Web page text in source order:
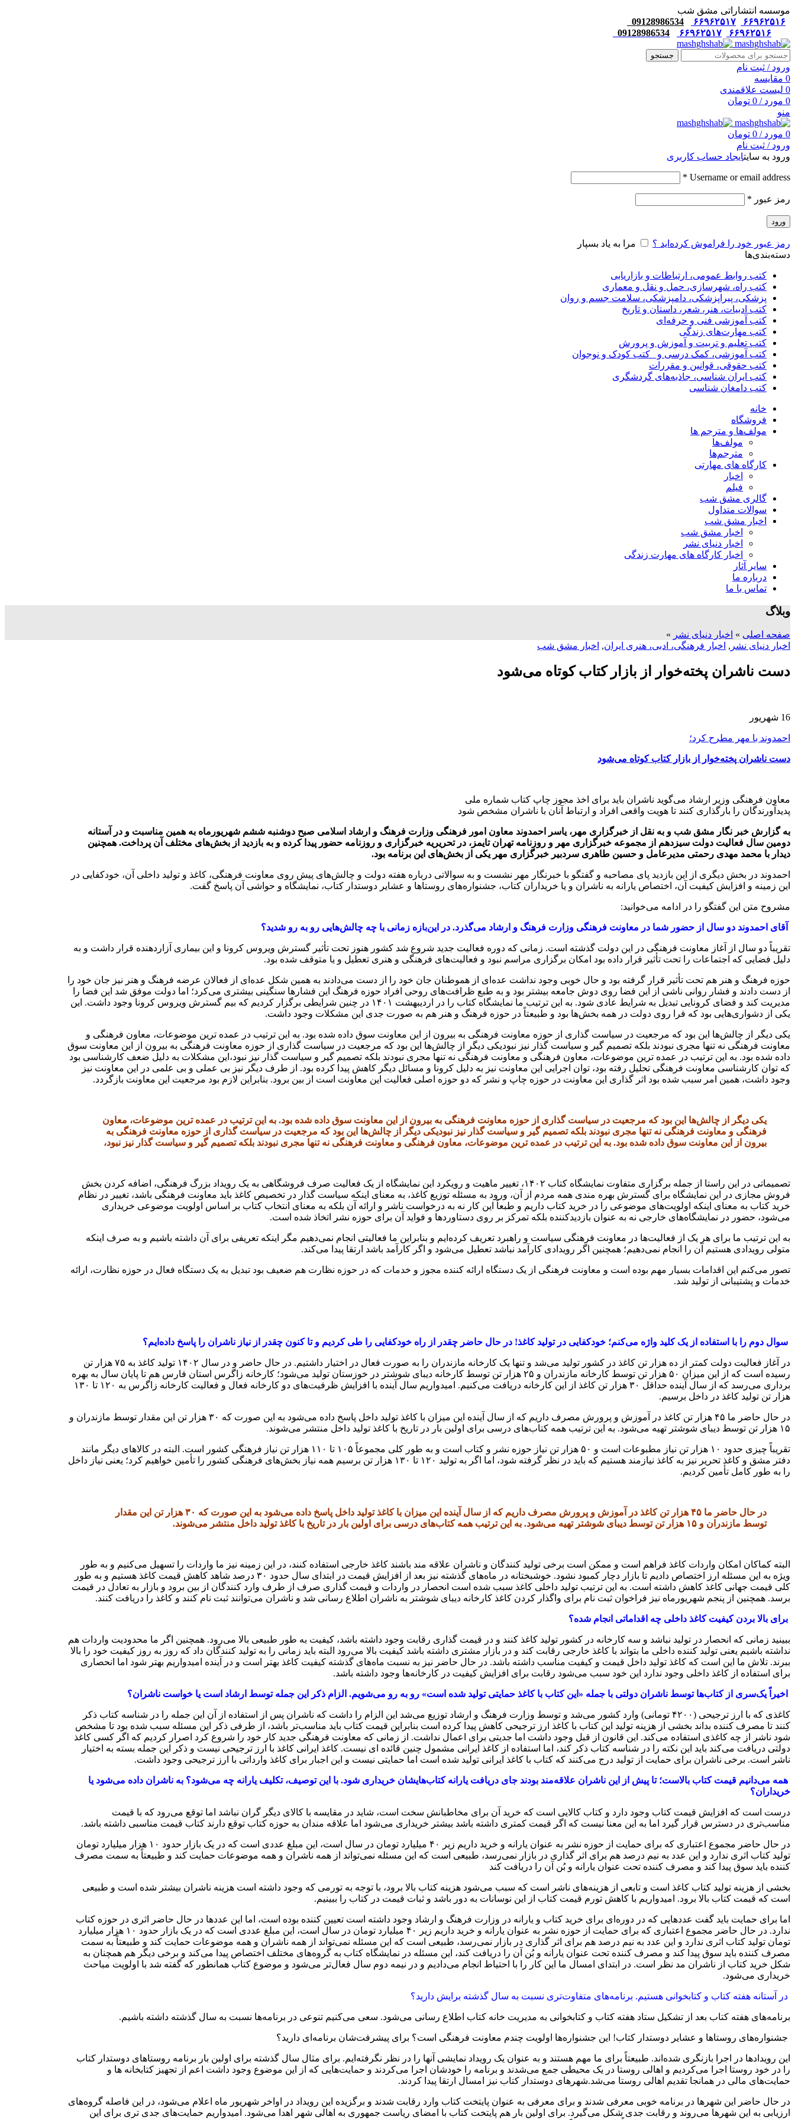
موسسه انتشاراتی مشق شب
۶۶۹۶۲۵۱۶
۶۶۹۶۲۵۱۷
09128986534
۶۶۹۶۲۵۱۶
۶۶۹۶۲۵۱۷ 09128986534
جستجو
ورود / ثبت نام
0 مقایسه
0 لیست علاقمندی
0 مورد /
0 تومان
منو
0 مورد /
0 تومان
ورود / ثبت نام
ورود به سایتایجاد حساب کاربری
Username or email address
*
رمز عبور *
ورود
رمز عبور خود را فراموش کرده‌اید ؟
مرا به یاد بسپار
دسته‌بندی‌ها
کتب روابط عمومی، ارتباطات و بازاریابی
کتب راه، شهرسازی، حمل و نقل و معماری
پزشکی، پیراپزشکی، دامپزشکی، سلامت جسم و روان
کتب ادبیات، هنر، شعر، داستان و تاریخ
کتب آموزشی فنی و حرفه‌ای
کتب مهارت‌های زندگی
کتب تعلیم و تربیت و آموزش و پرورش
کتب آموزشی، کمک درسی و _کتب کودک و نوجوان
کتب حقوقی، قوانین و مقررات
کتب ایران شناسی، جاذبه‌های گردشگری
کتب دامغان شناسی
خانه
فروشگاه
مولف‌ها و مترجم ها
مولف‌ها
مترجم‌ها
کارگاه های مهارتی
اخبار
فیلم
گالری مشق شب
سوالات متداول
اخبار مشق شب
اخبار مشق شب
اخبار دنیای نشر
اخبار کارگاه های مهارت زندگی
سایر آثار
درباره ما
تماس با ما
وبلاگ
صفحه اصلی » اخبار دنیای نشر »
اخبار دنیای نشر , اخبار فرهنگی، ادبی، هنری ایران, اخبار مشق شب
دست ناشران پخته‌خوار از بازار کتاب کوتاه می‌شود
16 شهریور
احمدوند با مهر مطرح کرد؛
دست ناشران پخته‌خوار از بازار کتاب کوتاه می‌شود
معاون فرهنگی وزیر ارشاد می‌گوید ناشران باید برای اخذ مجوز چاپ کتاب شماره ملی
پدیدآورندگان را بارگذاری کنند تا هویت واقعی افراد و ارتباط آنان با ناشران مشخص شود
به گزارش خبر نگار مشق شب و به نقل از خبرگزاری مهر ، یاسر احمدوند معاون امور فرهنگی وزارت فرهنگ و ارشاد اسلامی صبح دوشنبه ششم شهریورماه به همین مناسبت و در آستانه
دومین سال فعالیت دولت سیزدهم از مجموعه خبرگزاری مهر و روزنامه تهران تایمز ، در تحریریه خبرگزاری و روزنامه حضور پیدا کرده و به بازدید از بخش‌های مختلف آن پرداخت. همچنین
دیدار با محمد مهدی رحمتی مدیرعامل و حسین طاهری سردبیر خبرگزاری مهر یکی از بخش‌های این برنامه بود.
احمدوند در بخش دیگری از این بازدید پای مصاحبه و گفتگو با خبرنگار مهر نشست و به سوالاتی درباره هفته دولت و چالش‌های پیش روی معاونت فرهنگی، کاغذ و تولید داخلی آن، خودکفایی در
این زمینه و افزایش کیفیت آن، اختصاص یارانه به ناشران و یا خریداران کتاب، جشنواره‌های روستاها و عشایر دوستدار کتاب، نمایشگاه و حواشی آن پاسخ گفت.
مشروح متن این گفتگو را در ادامه می‌خوانید:
آقای احمدوند دو سال از حضور شما در معاونت فرهنگی وزارت فرهنگ و ارشاد می‌گذرد. در این‌بازه زمانی با چه چالش‌هایی رو به رو شدید؟
تقریباً دو سال از آغاز معاونت فرهنگی در این دولت گذشته است. زمانی که دوره فعالیت جدید شروع شد کشور هنوز تحت تأثیر گسترش ویروس کرونا و این بیماری آزاردهنده قرار داشت و به
دلیل فضایی که اجتماعات را تحت تأثیر قرار داده بود امکان برگزاری مراسم نبود و فعالیت‌های فرهنگی و هنری تعطیل و یا متوقف شده بود.
حوزه فرهنگ و هنر هم تحت تأثیر قرار گرفته بود و حال خوبی وجود نداشت عده‌ای از هموطنان جان خود را از دست می‌دادند به همین شکل عده‌ای از فعالان عرضه فرهنگ و هنر نیز جان خود را
از دست دادند و فشار روانی ناشی از این فضا روی دوش جامعه بیشتر بود و به طبع ظرافت‌های روحی افراد حوزه فرهنگ این فشارها سنگینی بیشتری می‌کرد؛ اما دولت موفق شد این فضا را
مدیریت کند و فضای کرونایی تبدیل به شرایط عادی شود. به این ترتیب ما نمایشگاه کتاب را در اردیبهشت ۱۴۰۱ در چنین شرایطی برگزار کردیم که بیم گسترش ویروس کرونا وجود داشت. این
یکی از دشواری‌هایی بود که فرا روی دولت در همه بخش‌ها بود و طبیعتاً در حوزه فرهنگ و هنر هم به صورت جدی این مشکلات وجود داشت.
یکی دیگر از چالش‌ها این بود که مرجعیت در سیاست گذاری از حوزه معاونت فرهنگی به بیرون از این معاونت سوق داده شده بود. به این ترتیب در عمده ترین موضوعات، معاون فرهنگی و
معاونت فرهنگی نه تنها مجری نبودند بلکه تصمیم گیر و سیاست گذار نیز نبودیکی دیگر از چالش‌ها این بود که مرجعیت در سیاست گذاری از حوزه معاونت فرهنگی به بیرون از این معاونت سوق
داده شده بود. به این ترتیب در عمده ترین موضوعات، معاون فرهنگی و معاونت فرهنگی نه تنها مجری نبودند بلکه تصمیم گیر و سیاست گذار نیز نبود،این مشکلات به دلیل ضعف کارشناسی بود
که توان کارشناسی معاونت فرهنگی تحلیل رفته بود، توان اجرایی این معاونت نیز به دلیل کرونا و مسائل دیگر کاهش پیدا کرده بود. از طرف دیگر نیز بی عملی و بی علمی در این معاونت نیز
وجود داشت، همین امر سبب شده بود اثر گذاری این معاونت در حوزه چاپ و نشر که دو حوزه اصلی فعالیت این معاونت است از بین برود. بنابراین لازم بود مرجعیت این معاونت بازگردد.
یکی دیگر از چالش‌ها این بود که مرجعیت در سیاست گذاری از حوزه معاونت فرهنگی به بیرون از این معاونت سوق داده شده بود. به این ترتیب در عمده ترین موضوعات، معاون
فرهنگی و معاونت فرهنگی نه تنها مجری نبودند بلکه تصمیم گیر و سیاست گذار نیز نبودیکی دیگر از چالش‌ها این بود که مرجعیت در سیاست گذاری از حوزه معاونت فرهنگی به
بیرون از این معاونت سوق داده شده بود. به این ترتیب در عمده ترین موضوعات، معاون فرهنگی و معاونت فرهنگی نه تنها مجری نبودند بلکه تصمیم گیر و سیاست گذار نیز نبود،
تصمیماتی در این راستا از جمله برگزاری متفاوت نمایشگاه کتاب ۱۴۰۲، تغییر ماهیت و رویکرد این نمایشگاه از یک فعالیت صرف فروشگاهی به یک رویداد بزرگ فرهنگی، اضافه کردن بخش
فروش مجازی در این نمایشگاه برای گسترش بهره مندی همه مردم از آن، ورود به مسئله توزیع کاغذ، به معنای اینکه سیاست گذار در تخصیص کاغذ باید معاونت فرهنگی باشد، تغییر در نظام
خرید کتاب به معنای اینکه اولویت‌های موضوعی را در خرید کتاب داریم و طبعاً این کار نه به درخواست ناشر و ارائه آن بلکه به معنای انتخاب کتاب بر اساس اولویت موضوعی خریداری
می‌شود، حضور در نمایشگاه‌های خارجی نه به عنوان بازدیدکننده بلکه تمرکز بر روی دستاوردها و فواید آن برای حوزه نشر اتخاذ شده است.
به این ترتیب ما برای هر یک از فعالیت‌ها در معاونت فرهنگی سیاست و راهبرد تعریف کرده‌ایم و بنابراین ما فعالیتی انجام نمی‌دهیم مگر اینکه تعریفی برای آن داشته باشیم و به صرف اینکه
متولی رویدادی هستیم آن را انجام نمی‌دهیم؛ همچنین اگر رویدادی کارآمد نباشد تعطیل می‌شود و اگر کارآمد باشد ارتقا پیدا می‌کند.
تصور می‌کنم این اقدامات بسیار مهم بوده است و معاونت فرهنگی از یک دستگاه ارائه کننده مجوز و خدمات که در حوزه نظارت هم ضعیف بود تبدیل به یک دستگاه فعال در حوزه نظارت، ارائه
خدمات و پشتیبانی از تولید شد.
سوال دوم را با استفاده از یک کلید واژه می‌کنم؛ خودکفایی در تولید کاغذ! در حال حاضر چقدر از راه خودکفایی را طی کردیم و تا کنون چقدر از نیاز ناشران را پاسخ داده‌ایم؟
در آغاز فعالیت دولت کمتر از ده هزار تن کاغذ در کشور تولید می‌شد و تنها یک کارخانه مازندران را به صورت فعال در اختیار داشتیم. در حال حاضر و در سال ۱۴۰۲ تولید کاغذ به ۷۵ هزار تن
رسیده است که از این میزان ۵۰ هزار تن توسط کارخانه مازندران و ۲۵ هزار تن توسط کارخانه دیبای شوشتر در خوزستان تولید می‌شود؛ کارخانه زاگرس استان فارس هم تا پایان سال به بهره
برداری می‌رسد که از سال آینده حداقل ۳۰ هزار تن کاغذ از این کارخانه دریافت می‌کنیم. امیدواریم سال آینده با افزایش ظرفیت‌های دو کارخانه فعال و فعالیت کارخانه زاگرس به ۱۲۰ تا ۱۳۰
هزار تن تولید کاغذ در داخل برسیم.
در حال حاضر ما ۴۵ هزار تن کاغذ در آموزش و پرورش مصرف داریم که از سال آینده این میزان با کاغذ تولید داخل پاسخ داده می‌شود به این صورت که ۳۰ هزار تن این مقدار توسط مازندران و
۱۵ هزار تن توسط دیبای شوشتر تهیه می‌شود. به این ترتیب همه کتاب‌های درسی برای اولین بار در تاریخ با کاغذ تولید داخل منتشر می‌شوند.
تقریباً چیزی حدود ۱۰ هزار تن نیاز مطبوعات است و ۵۰ هزار تن نیاز حوزه نشر و کتاب است و به طور کلی مجموعاً ۱۰۵ تا ۱۱۰ هزار تن نیاز فرهنگی کشور است. البته در کالاهای دیگر مانند
دفتر مشق و کاغذ تحریر نیز به کاغذ نیازمند هستیم که باید در نظر گرفته شود، اما اگر به تولید ۱۲۰ تا ۱۳۰ هزار تن برسیم همه نیاز بخش‌های فرهنگی کشور را تأمین خواهیم کرد؛ یعنی نیاز داخل
را به طور کامل تأمین کردیم.
در حال حاضر ما ۴۵ هزار تن کاغذ در آموزش و پرورش مصرف داریم که از سال آینده این میزان با کاغذ تولید داخل پاسخ داده می‌شود به این صورت که ۳۰ هزار تن این مقدار
توسط مازندران و ۱۵ هزار تن توسط دیبای شوشتر تهیه می‌شود. به این ترتیب همه کتاب‌های درسی برای اولین بار در تاریخ با کاغذ تولید داخل منتشر می‌شوند.
البته کماکان امکان واردات کاغذ فراهم است و ممکن است برخی تولید کنندگان و ناشران علاقه مند باشند کاغذ خارجی استفاده کنند، در این زمینه نیز ما واردات را تسهیل می‌کنیم و به طور
ویژه به این مسئله ارز اختصاص دادیم تا بازار دچار کمبود نشود. خوشبختانه در ماه‌های گذشته نیز بعد از افزایش قیمت در ابتدای سال حدود ۳۰ درصد شاهد کاهش قیمت کاغذ هستیم و به طور
کلی قیمت جهانی کاغذ کاهش داشته است. به این ترتیب تولید داخلی کاغذ سبب شده است انحصار در واردات و قیمت گذاری صرف از طرف وارد کنندگان از بین برود و بازار به تعادل در قیمت
برسد. همچنین از پنجم شهریورماه نیز فراخوان ثبت نام برای واگذار کردن کاغذ کارخانه دیبای شوشتر به ناشران اطلاع رسانی شد و ناشران می‌توانند ثبت نام کنند و کاغذ را دریافت کنند.
برای بالا بردن کیفیت کاغذ داخلی چه اقداماتی انجام شده؟
ببینید زمانی که انحصار در تولید نباشد و سه کارخانه در کشور تولید کاغذ کنند و در قیمت گذاری رقابت وجود داشته باشد، کیفیت به طور طبیعی بالا می‌رود. همچنین اگر ما محدودیت واردات هم
نداشته باشیم یعنی تولید کننده داخلی ما بتواند با کاغذ خارجی رقابت کند و در بازار مشتری داشته باشد کیفیت بالا می‌رود البته باید زمانی را به تولید کنندگان داد که روز به روز کیفیت خود را بالا
ببرند. تلاش ما این است که کاغذ تولید داخل قیمت و کیفیت مناسب داشته باشد. در حال حاضر نیز به نسبت ماه‌های گذشته کیفیت کاغذ بهتر است و در آینده امیدواریم بهتر شود اما انحصاری
برای استفاده از کاغذ داخلی وجود ندارد این خود سبب می‌شود رقابت برای افزایش کیفیت در کارخانه‌ها وجود داشته باشد.
اخیراً یک‌سری از کتاب‌ها توسط ناشران دولتی با جمله «این کتاب با کاغذ حمایتی تولید شده است» رو به رو می‌شویم. الزام ذکر این جمله توسط ارشاد است یا خواست ناشران؟
کاغذی که با ارز ترجیحی (۴۲۰۰ تومانی) وارد کشور می‌شد و توسط وزارت فرهنگ و ارشاد توزیع می‌شد این الزام را داشت که ناشران پس از استفاده از آن این جمله را در شناسه کتاب ذکر
کنند تا مصرف کننده بداند بخشی از هزینه تولید این کتاب با کاغذ ارز ترجیحی کاهش پیدا کرده است بنابراین قیمت کتاب باید مناسب‌تر باشد، از طرفی ذکر این مسئله سبب شده بود تا مشخص
شود ناشر از چه کاغذی استفاده می‌کند. این قانون از قبل وجود داشت اما جدیتی برای اعمال نداشت. از زمانی که معاونت فرهنگی جدید کار خود را شروع کرد اصرار کردیم که اگر کسی کاغذ
دولتی دریافت می‌کند باید این نکته را در شناسه کتاب ذکر کند، اما استفاده از کاغذ ایرانی مشمول چنین قائده ای نیست. کاغذ ایرانی کاغذ با ارز ترجیحی نیست و ذکر این جمله بسته به اختیار
ناشر است. برخی ناشران برای حمایت از تولید درج می‌کنند که کتاب با کاغذ ایرانی تولید شده است اما حمایتی نیست و این اجبار برای کاغذ وارداتی با ارز ترجیحی وجود داشت.
همه می‌دانیم قیمت کتاب بالاست؛ تا پیش از این ناشران علاقه‌مند بودند جای دریافت یارانه کتاب‌هایشان خریداری شود. با این توصیف، تکلیف یارانه چه می‌شود؟ به ناشران داده می‌شود یا
خریداران؟
درست است که افزایش قیمت کتاب وجود دارد و کتاب کالایی است که خرید آن برای مخاطبانش سخت است، شاید در مقایسه با کالای دیگر گران نباشد اما توقع می‌رود که با قیمت
مناسب‌تری در دسترس قرار گیرد اما به این معنا نیست که اگر قیمت کمتری داشته باشد بیشتر خریداری می‌شود اما علاقه مندان به حوزه کتاب توقع دارند کتاب قیمت مناسبی داشته باشد.
در حال حاضر مجموع اعتباری که برای حمایت از حوزه نشر به عنوان یارانه و خرید داریم زیر ۴۰ میلیارد تومان در سال است، این مبلغ عددی است که در یک بازار حدود ۱۰ هزار میلیارد تومان
تولید کتاب اثری ندارد و این عدد به نیم درصد هم برای اثر گذاری در بازار نمی‌رسد، طبیعی است که این مسئله نمی‌تواند از همه ناشران و همه موضوعات حمایت کند و طبیعتاً به سمت مصرف
کننده باید سوق پیدا کند و مصرف کننده تحت عنوان یارانه و بُن آن را دریافت کند
بخشی از هزینه تولید کتاب کاغذ است و تابعی از هزینه‌های ناشر است که سبب می‌شود هزینه کتاب بالا برود، با توجه به تورمی که وجود داشته است هزینه ناشران بیشتر شده است و طبیعی
است که قیمت کتاب بالا برود. امیدواریم با کاهش تورم قیمت کتاب از این نوسانات به دور باشد و ثبات قیمت در کتاب را ببینیم.
اما برای حمایت باید گفت عددهایی که در دوره‌ای برای خرید کتاب و یارانه در وزارت فرهنگ و ارشاد وجود داشته است تعیین کننده بوده است، اما این عددها در حال حاضر اثری در حوزه کتاب
ندارد. در حال حاضر مجموع اعتباری که برای حمایت از حوزه نشر به عنوان یارانه و خرید داریم زیر ۴۰ میلیارد تومان در سال است، این مبلغ عددی است که در یک بازار حدود ۱۰ هزار میلیارد
تومان تولید کتاب اثری ندارد و این عدد به نیم درصد هم برای اثر گذاری در بازار نمی‌رسد، طبیعی است که این مسئله نمی‌تواند از همه ناشران و همه موضوعات حمایت کند و طبیعتاً به سمت
مصرف کننده باید سوق پیدا کند و مصرف کننده تحت عنوان یارانه و بُن آن را دریافت کند، این مسئله در نمایشگاه کتاب به گروه‌های مختلف اختصاص پیدا می‌کند و برخی دیگر هم همچنان به
شکل خرید کتاب از ناشران مد نظر است. در ابتدای امسال ما این کار را با احتیاط انجام می‌دادیم و در نیمه دوم سال فعال‌تر می‌شود و موضوع کتاب همانطور که گفته شد با اولویت مباحث
خریداری می‌شود.
در آستانه هفته کتاب و کتابخوانی هستیم. برنامه‌های متفاوت‌تری نسبت به سال گذشته برایش دارید؟
برنامه‌های هفته کتاب بعد از تشکیل ستاد هفته کتاب و کتابخوانی به مدیریت خانه کتاب اطلاع رسانی می‌شود. سعی می‌کنیم تنوعی در برنامه‌ها نسبت به سال گذشته داشته باشیم.
جشنواره‌های روستاها و عشایر دوستدار کتاب! این جشنواره‌ها اولویت چندم معاونت فرهنگی است؟ برای پیشرفت‌شان برنامه‌ای دارید؟
این رویدادها در اجرا بازنگری شده‌اند. طبیعتاً برای ما مهم هستند و به عنوان یک رویداد نمایشی آنها را در نظر نگرفته‌ایم. برای مثال سال گذشته برای اولین بار برنامه روستاهای دوستدار کتاب
را در خود روستا اجرا می‌کردیم و اهالی روستا در یک محیطی جمع می‌شدند و برنامه را خودشان اجرا می‌کردند و حمایت‌هایی که از این موضوع وجود داشت اعم از تجهیز کتابخانه ها و
حمایت‌های مالی در همانجا تقدیم اهالی روستا می‌شد.شهرهای دوستدار کتاب نیز امسال ارتقا پیدا کردند.
در حال حاضر این شهرها در برنامه خوبی معرفی شدند و برای معرفی به عنوان پایتخت کتاب وارد رقابت شدند و برگزیده این رویداد در اواخر شهریور ماه اعلام می‌شود، در این فاصله گروه‌های
ارزیابی به این شهرها می‌روند و رقابت جدی شکل می‌گیرد. برای اولین بار هم پایتخت کتاب با امضای ریاست جمهوری به اهالی شهر اهدا می‌شود. امیدواریم حمایت‌های جدی تری برای این